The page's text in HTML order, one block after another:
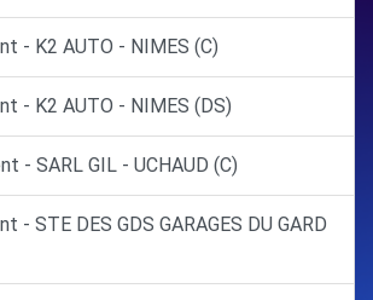
- K2 AUTO - NIMES (C)
- K2 AUTO - NIMES (DS)
- SARL GIL - UCHAUD (C)
- STE DES GDS GARAGES DU GARD